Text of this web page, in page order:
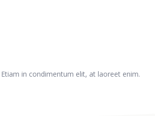
in condimentum elit, at laoreet enim.